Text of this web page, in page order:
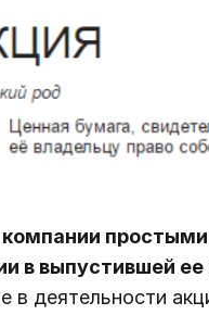
в выпустившей
в деятельности